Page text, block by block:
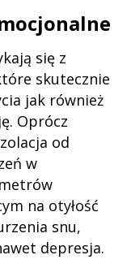
się z
skutecznie
jak również
Oprócz
od
w
na otyłość
snu,
depresja.